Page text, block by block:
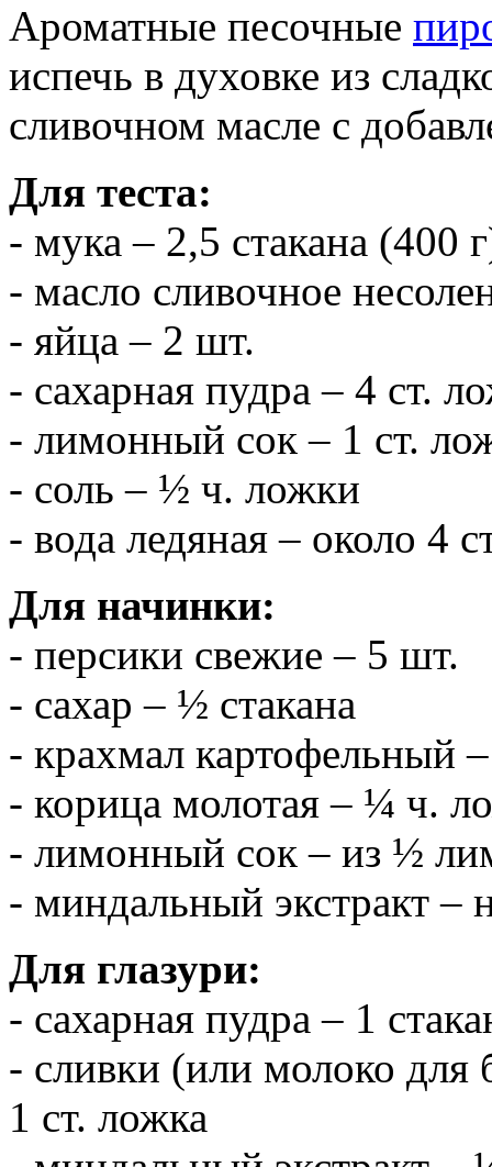
Ароматные песочные
испечь в духовке из
сливочном масле с
Для теста:
- мука – 2,5 стакана (400
- масло сливочное
- яйца – 2 шт.
- сахарная пудра – 4 ст.
- лимонный сок – 1 ст.
- соль – ½ ч. ложки
- вода ледяная – около 4
Для начинки:
- персики свежие – 5 шт.
- сахар – ½ стакана
- крахмал картофельный
- корица молотая – ¼ ч.
- лимонный сок – из ½
- миндальный экстракт –
Для глазури:
- сахарная пудра – 1
- сливки (или молоко для
1 ст. ложка